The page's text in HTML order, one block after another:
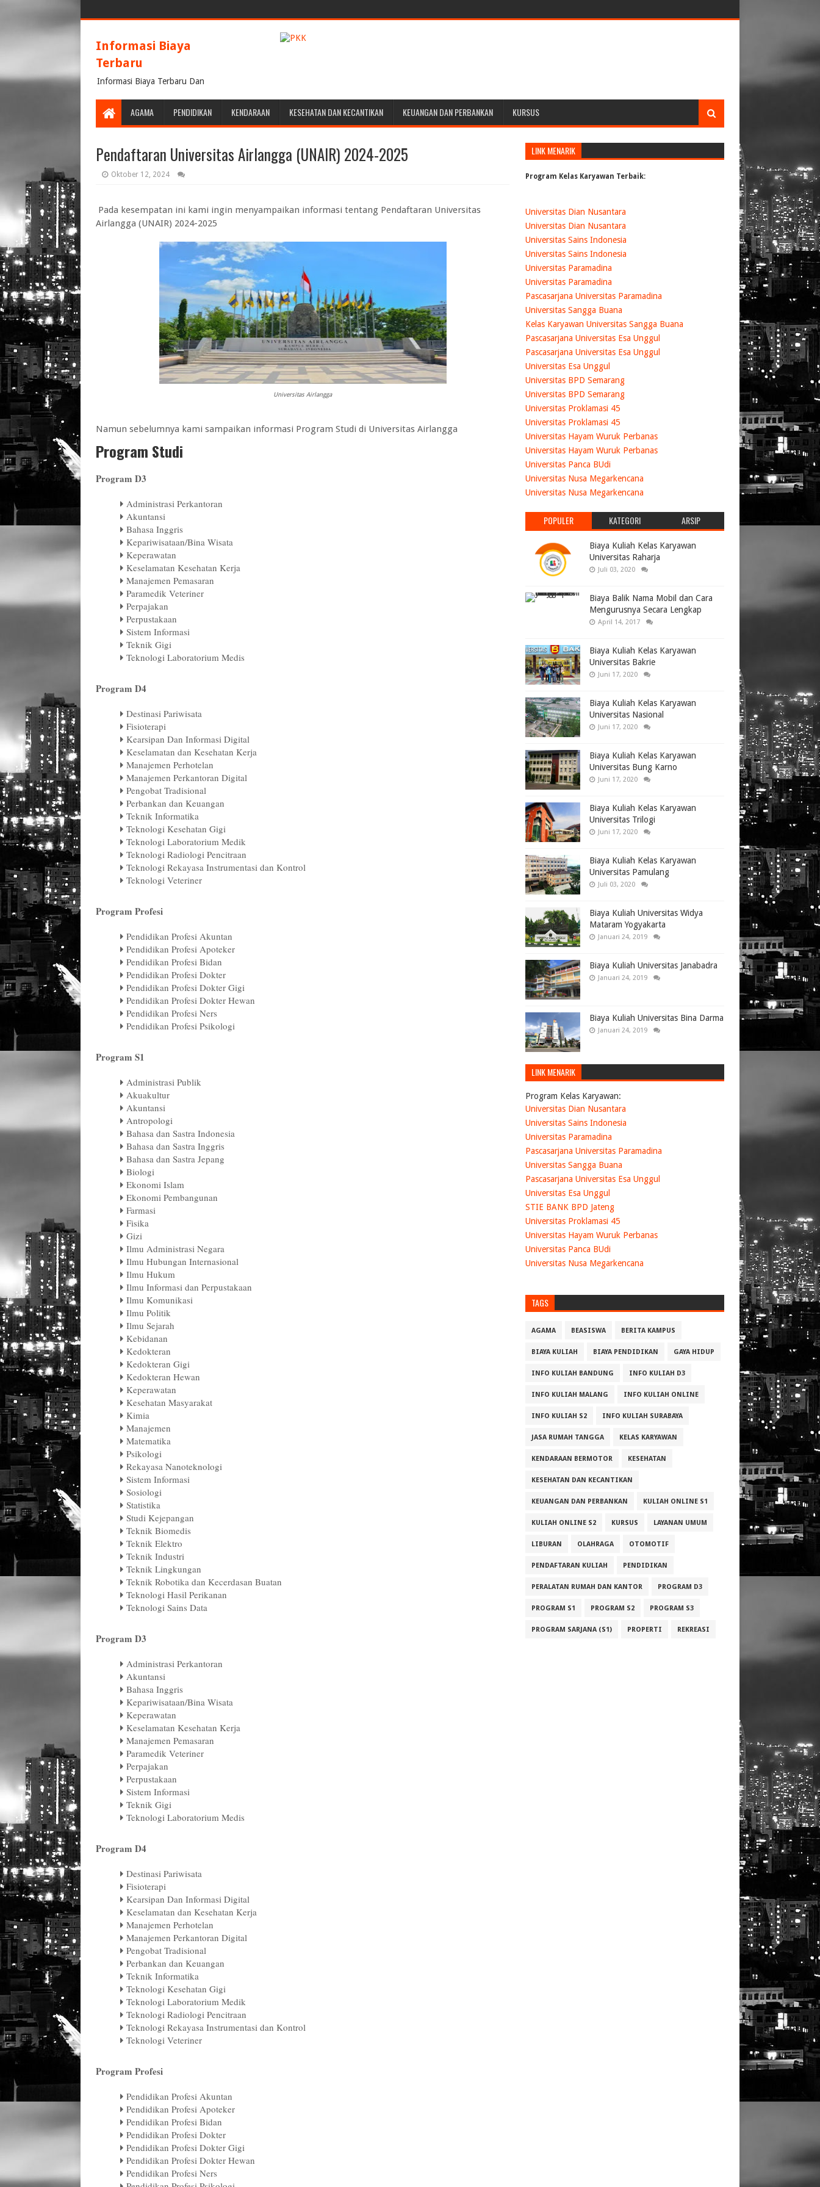
Informasi Biaya
Terbaru
Informasi Biaya Terbaru Dan
AGAMA PENDIDIKAN KENDARAAN KESEHATAN DAN KECANTIKAN KEUANGAN DAN PERBANKAN KURSUS
Pendaftaran Universitas Airlangga (UNAIR) 2024-2025
Oktober 12, 2024
Pada kesempatan ini kami ingin menyampaikan informasi tentang Pendaftaran Universitas
Airlangga (UNAIR) 2024-2025
Universitas Airlangga
Namun sebelumnya kami sampaikan informasi Program Studi di Universitas Airlangga
Program Studi
Program D3
Administrasi Perkantoran
Akuntansi
Bahasa Inggris
Kepariwisataan/Bina Wisata
Keperawatan
Keselamatan Kesehatan Kerja
Manajemen Pemasaran
Paramedik Veteriner
Perpajakan
Perpustakaan
Sistem Informasi
Teknik Gigi
Teknologi Laboratorium Medis
Program D4
Destinasi Pariwisata
Fisioterapi
Kearsipan Dan Informasi Digital
Keselamatan dan Kesehatan Kerja
Manajemen Perhotelan
Manajemen Perkantoran Digital
Pengobat Tradisional
Perbankan dan Keuangan
Teknik Informatika
Teknologi Kesehatan Gigi
Teknologi Laboratorium Medik
Teknologi Radiologi Pencitraan
Teknologi Rekayasa Instrumentasi dan Kontrol
Teknologi Veteriner
Program Profesi
Pendidikan Profesi Akuntan
Pendidikan Profesi Apoteker
Pendidikan Profesi Bidan
Pendidikan Profesi Dokter
Pendidikan Profesi Dokter Gigi
Pendidikan Profesi Dokter Hewan
Pendidikan Profesi Ners
Pendidikan Profesi Psikologi
Program S1
Administrasi Publik
Akuakultur
Akuntansi
Antropologi
Bahasa dan Sastra Indonesia
Bahasa dan Sastra Inggris
Bahasa dan Sastra Jepang
Biologi
Ekonomi Islam
Ekonomi Pembangunan
Farmasi
Fisika
Gizi
Ilmu Administrasi Negara
Ilmu Hubungan Internasional
Ilmu Hukum
Ilmu Informasi dan Perpustakaan
Ilmu Komunikasi
Ilmu Politik
Ilmu Sejarah
Kebidanan
Kedokteran
Kedokteran Gigi
Kedokteran Hewan
Keperawatan
Kesehatan Masyarakat
Kimia
Manajemen
Matematika
Psikologi
Rekayasa Nanoteknologi
Sistem Informasi
Sosiologi
Statistika
Studi Kejepangan
Teknik Biomedis
Teknik Elektro
Teknik Industri
Teknik Lingkungan
Teknik Robotika dan Kecerdasan Buatan
Teknologi Hasil Perikanan
Teknologi Sains Data
Program D3
Administrasi Perkantoran
Akuntansi
Bahasa Inggris
Kepariwisataan/Bina Wisata
Keperawatan
Keselamatan Kesehatan Kerja
Manajemen Pemasaran
Paramedik Veteriner
Perpajakan
Perpustakaan
Sistem Informasi
Teknik Gigi
Teknologi Laboratorium Medis
Program D4
Destinasi Pariwisata
Fisioterapi
Kearsipan Dan Informasi Digital
Keselamatan dan Kesehatan Kerja
Manajemen Perhotelan
Manajemen Perkantoran Digital
Pengobat Tradisional
Perbankan dan Keuangan
Teknik Informatika
Teknologi Kesehatan Gigi
Teknologi Laboratorium Medik
Teknologi Radiologi Pencitraan
Teknologi Rekayasa Instrumentasi dan Kontrol
Teknologi Veteriner
Program Profesi
Pendidikan Profesi Akuntan
Pendidikan Profesi Apoteker
Pendidikan Profesi Bidan
Pendidikan Profesi Dokter
Pendidikan Profesi Dokter Gigi
Pendidikan Profesi Dokter Hewan
Pendidikan Profesi Ners
LINK MENARIK
Program Kelas Karyawan Terbaik:
Universitas Dian Nusantara
Universitas Dian Nusantara
Universitas Sains Indonesia
Universitas Sains Indonesia
Universitas Paramadina
Universitas Paramadina
Pascasarjana Universitas Paramadina
Universitas Sangga Buana
Kelas Karyawan Universitas Sangga Buana
Pascasarjana Universitas Esa Unggul
Pascasarjana Universitas Esa Unggul
Universitas Esa Unggul
Universitas BPD Semarang
Universitas BPD Semarang
Universitas Proklamasi 45
Universitas Proklamasi 45
Universitas Hayam Wuruk Perbanas
Universitas Hayam Wuruk Perbanas
Universitas Panca BUdi
Universitas Nusa Megarkencana
Universitas Nusa Megarkencana
POPULER KATEGORI ARSIP
Biaya Kuliah Kelas Karyawan
Universitas Raharja
Juli 03, 2020
Biaya Balik Nama Mobil dan Cara
Mengurusnya Secara Lengkap
April 14, 2017
Biaya Kuliah Kelas Karyawan
Universitas Bakrie
Juni 17, 2020
Biaya Kuliah Kelas Karyawan
Universitas Nasional
Juni 17, 2020
Biaya Kuliah Kelas Karyawan
Universitas Bung Karno
Juni 17, 2020
Biaya Kuliah Kelas Karyawan
Universitas Trilogi
Juni 17, 2020
Biaya Kuliah Kelas Karyawan
Universitas Pamulang
Juli 03, 2020
Biaya Kuliah Universitas Widya
Mataram Yogyakarta
Januari 24, 2019
Biaya Kuliah Universitas Janabadra
Januari 24, 2019
Biaya Kuliah Universitas Bina Darma
Januari 24, 2019
LINK MENARIK
Program Kelas Karyawan:
Universitas Dian Nusantara
Universitas Sains Indonesia
Universitas Paramadina
Pascasarjana Universitas Paramadina
Universitas Sangga Buana
Pascasarjana Universitas Esa Unggul
Universitas Esa Unggul
STIE BANK BPD Jateng
Universitas Proklamasi 45
Universitas Hayam Wuruk Perbanas
Universitas Panca BUdi
Universitas Nusa Megarkencana
TAGS
AGAMA BEASISWA BERITA KAMPUS
BIAYA KULIAH BIAYA PENDIDIKAN GAYA HIDUP
INFO KULIAH BANDUNG INFO KULIAH D3
INFO KULIAH MALANG INFO KULIAH ONLINE
INFO KULIAH S2 INFO KULIAH SURABAYA
JASA RUMAH TANGGA KELAS KARYAWAN
KENDARAAN BERMOTOR KESEHATAN
KESEHATAN DAN KECANTIKAN
KEUANGAN DAN PERBANKAN KULIAH ONLINE S1
KULIAH ONLINE S2 KURSUS LAYANAN UMUM
LIBURAN OLAHRAGA OTOMOTIF
PENDAFTARAN KULIAH PENDIDIKAN
PERALATAN RUMAH DAN KANTOR PROGRAM D3
PROGRAM S1 PROGRAM S2 PROGRAM S3
PROGRAM SARJANA (S1) PROPERTI REKREASI